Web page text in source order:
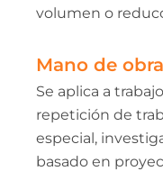
volumen o
Mano de
Se aplica a
repetición de
especial,
basado en